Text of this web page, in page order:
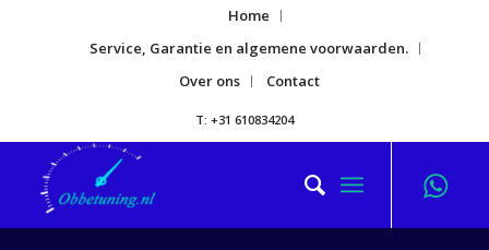
Home
Service, Garantie en algemene voorwaarden.
Over ons
Contact
T: +31 610834204